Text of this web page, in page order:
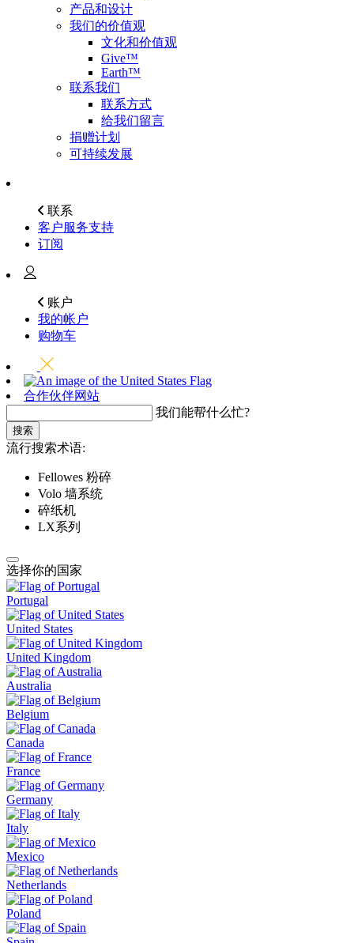
产品和设计
我们的价值观
文化和价值观
Give™
Earth™
联系我们
联系方式
给我们留言
捐赠计划
可持续发展
联系
客户服务支持
订阅
账户
我的帐户
购物车
合作伙伴网站
我们能帮什么忙?
搜索
流行搜索术语:
Fellowes 粉碎
Volo 墙系统
碎纸机
LX系列
选择你的国家
Portugal
United States
United Kingdom
Australia
Belgium
Canada
France
Germany
Italy
Mexico
Netherlands
Poland